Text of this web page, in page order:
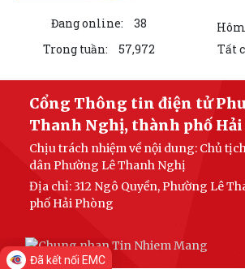
Đang online: 38
Trong tuần:
57,972 Tất
Cổng Thông tin điện tử
Thanh Nghị, thành phố
Chịu trách nhiệm về nội dung: Chủ
dân Phường Lê Thanh Nghị
Địa chỉ: 312 Ngô Quyền, Phường Lê
phố Hải Phòng
Đã kết nối EMC